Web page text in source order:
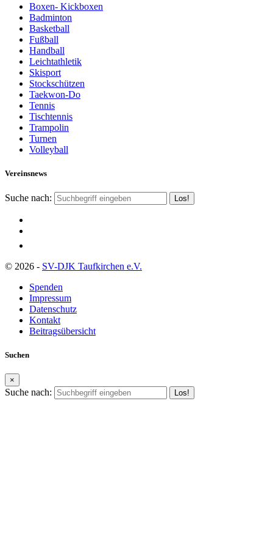
Boxen- Kickboxen
Badminton
Basketball
Fußball
Handball
Leichtathletik
Skisport
Stockschützen
Taekwon-Do
Tennis
Tischtennis
Trampolin
Turnen
Volleyball
Vereinsnews
Suche nach:
© 2026 - SV-DJK Taufkirchen e.V.
Spenden
Impressum
Datenschutz
Kontakt
Beitragsübersicht
Suchen
×
Suche nach: